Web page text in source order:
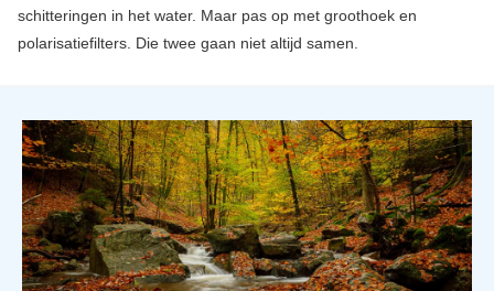
schitteringen in het water. Maar pas op met groothoek en
polarisatiefilters. Die twee gaan niet altijd samen.